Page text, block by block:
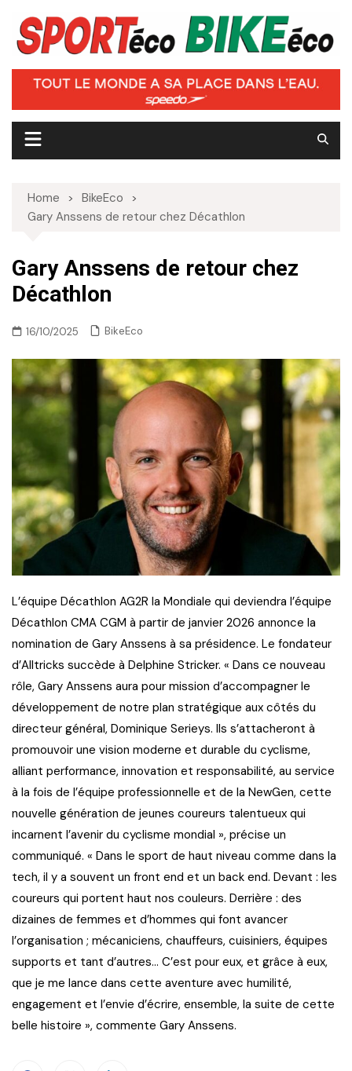
content
Home
BikeEco
Gary Anssens de retour chez Décathlon
Gary Anssens de retour chez
Décathlon
16/10/2025 BikeEco
L’équipe Décathlon AG2R la Mondiale qui deviendra l’équipe
Décathlon CMA CGM à partir de janvier 2026 annonce la
nomination de Gary Anssens à sa présidence. Le fondateur
d’Alltricks succède à Delphine Stricker. « Dans ce nouveau
rôle, Gary Anssens aura pour mission d’accompagner le
développement de notre plan stratégique aux côtés du
directeur général, Dominique Serieys. Ils s’attacheront à
promouvoir une vision moderne et durable du cyclisme,
alliant performance, innovation et responsabilité, au service
à la fois de l’équipe professionnelle et de la NewGen, cette
nouvelle génération de jeunes coureurs talentueux qui
incarnent l’avenir du cyclisme mondial », précise un
communiqué. « Dans le sport de haut niveau comme dans la
tech, il y a souvent un front end et un back end. Devant : les
coureurs qui portent haut nos couleurs. Derrière : des
dizaines de femmes et d’hommes qui font avancer
l’organisation ; mécaniciens, chauffeurs, cuisiniers, équipes
supports et tant d’autres… C’est pour eux, et grâce à eux,
que je me lance dans cette aventure avec humilité,
engagement et l’envie d’écrire, ensemble, la suite de cette
belle histoire », commente Gary Anssens.